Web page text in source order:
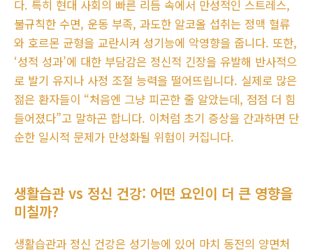
다. 특히 현대 사회의 빠른 리듬 속에서 만성적인 스트레스,
불규칙한 수면, 운동 부족, 과도한 알코올 섭취는 정맥 혈류
와 호르몬 균형을 교란시켜 성기능에 악영향을 줍니다. 또한,
‘성적 성과’에 대한 부담감은 정신적 긴장을 유발해 반사적으
로 발기 유지나 사정 조절 능력을 떨어뜨립니다. 실제로 많은
젊은 환자들이 “처음엔 그냥 피곤한 줄 알았는데, 점점 더 힘
들어졌다”고 말하곤 합니다. 이처럼 초기 증상을 간과하면 단
순한 일시적 문제가 만성화될 위험이 커집니다.
생활습관 vs 정신 건강: 어떤 요인이 더 큰 영향을
미칠까?
생활습관과 정신 건강은 성기능에 있어 마치 동전의 양면처